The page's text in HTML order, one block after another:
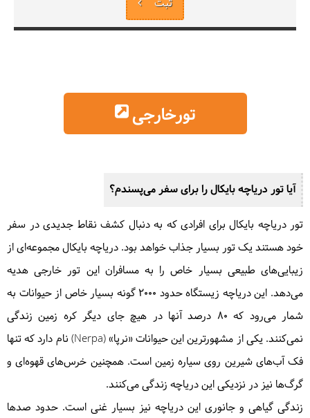
ثبت
تورخارجی
آیا تور دریاچه بایکال را برای سفر می‌پسندم؟
تور دریاچه بایکال برای افرادی که به دنبال کشف نقاط جدیدی در سفر
خود هستند یک تور بسیار جذاب خواهد بود. دریاچه بایکال مجموعه‌ای از
زیبایی‌های طبیعی بسیار خاص را به مسافران این تور خارجی هدیه
می‌دهد. این دریاچه زیستگاه حدود 2000 گونه بسیار خاص از حیوانات به
شمار می‌رود که ۸۰ درصد آنها در هیچ جای دیگر کره زمین زندگی
نمی‌کنند. یکی از مشهورترین این حیوانات «نرپا» (Nerpa) نام دارد که تنها
فک آب‌های شیرین روی سیاره زمین است. همچنین خرس‌های قهوه‌ای و
گرگ‌ها نیز در نزدیکی این دریاچه زندگی می‌کنند.
زندگی گیاهی و جانوری این دریاچه نیز بسیار غنی است. حدود صدها